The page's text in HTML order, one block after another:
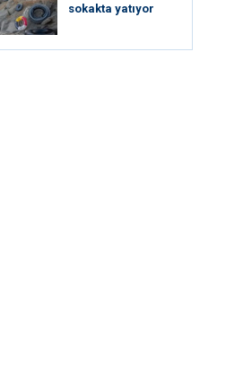
sokakta yatıyor